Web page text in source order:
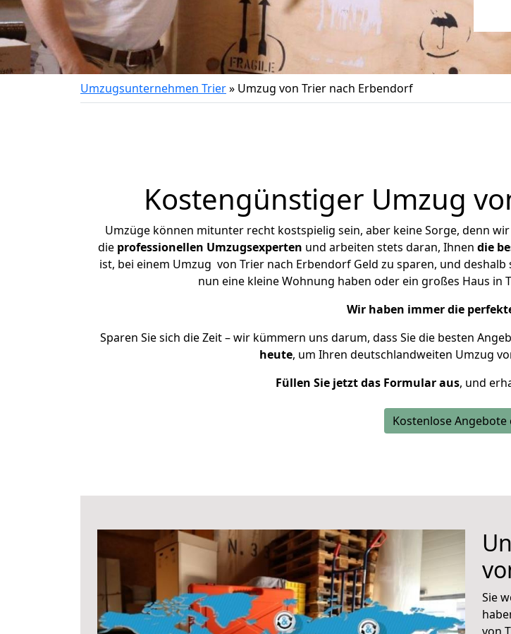
Umzugsunternehmen Trier» Umzug von Trier nach Erbendorf
Kostengünstiger Umzug
Umzüge können mitunter recht kostspielig sein, aber keine Sorge, denn
die professionellen Umzugsexperten und arbeiten stets daran, Ihnen die
ist, bei einem Umzug von Trier nach Erbendorf Geld zu sparen, und
nun eine kleine Wohnung haben oder ein großes Haus in
Wir haben immer die
Sparen Sie sich die Zeit – wir kümmern uns darum, dass Sie die besten
heute, um Ihren deutschlandweiten Umzug
Füllen Sie jetzt das Formular aus, und
Kostenlose Angebote
Sie